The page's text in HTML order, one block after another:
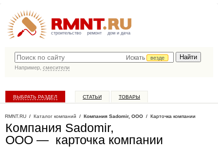
строительство ремонт дом и дача
Искать
везде
Например, смесители
ВЫБРАТЬ РАЗДЕЛ СТАТЬИ ТОВАРЫ
RMNT.RU / Каталог компаний / Компания Sadomir, ООО / Карточка компании
Компания Sadomir,
ООО — карточка компании